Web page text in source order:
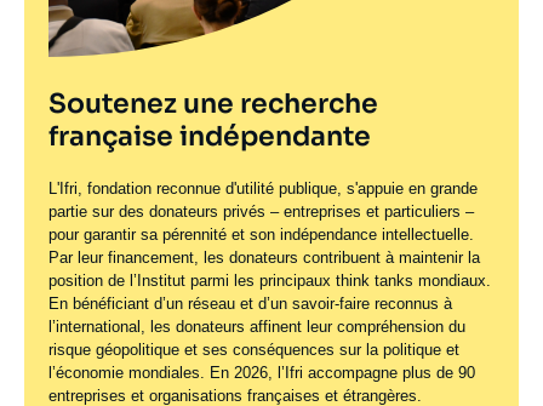
Soutenez une recherche
française indépendante
L'Ifri, fondation reconnue d'utilité publique, s'appuie en grande
partie sur des donateurs privés – entreprises et particuliers –
pour garantir sa pérennité et son indépendance intellectuelle.
Par leur financement, les donateurs contribuent à maintenir la
position de l’Institut parmi les principaux think tanks mondiaux.
En bénéficiant d’un réseau et d’un savoir-faire reconnus à
l’international, les donateurs affinent leur compréhension du
risque géopolitique et ses conséquences sur la politique et
l’économie mondiales. En 2026, l’Ifri accompagne plus de 90
entreprises et organisations françaises et étrangères.